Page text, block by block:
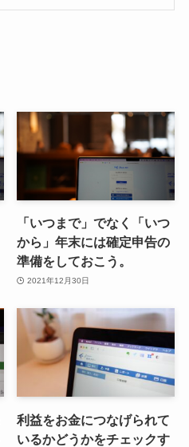
「いつまで」でなく「いつ
から」年末には確定申告の
準備をしておこう。
2021年12月30日
利益をお金につなげられて
いるかどうかをチェックす